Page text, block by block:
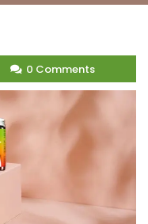
0 Comments